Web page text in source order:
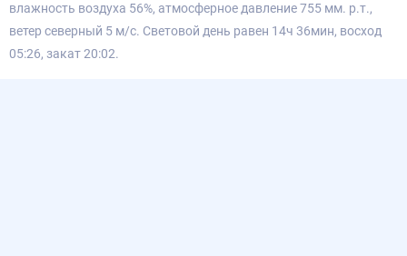
влажность воздуха 56%, атмосферное давление 755 мм. р.т.,
ветер северный 5 м/с. Световой день равен 14ч 36мин, восход
05:26, закат 20:02.